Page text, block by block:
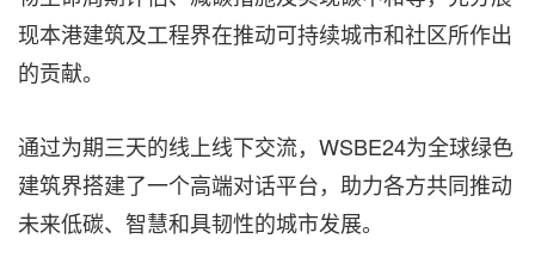
现本港建筑及工程界在推动可持续城市和社区所作出
的贡献。
通过为期三天的线上线下交流，WSBE24为全球绿色
建筑界搭建了一个高端对话平台，助力各方共同推动
未来低碳、智慧和具韧性的城市发展。